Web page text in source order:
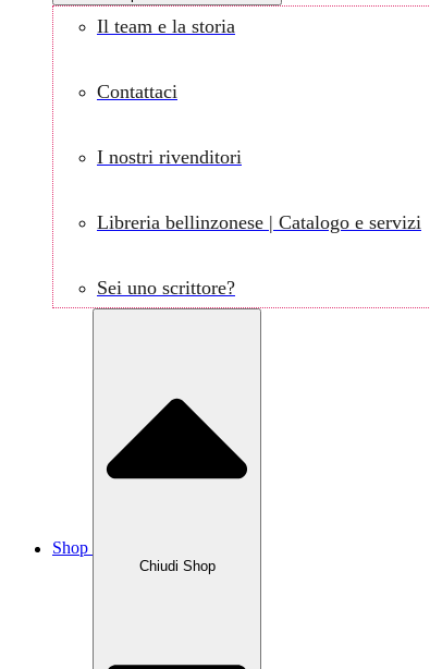
Il team e la storia
Contattaci
I nostri rivenditori
Libreria bellinzonese | Catalogo e servizi
Sei uno scrittore?
Shop
Chiudi Shop